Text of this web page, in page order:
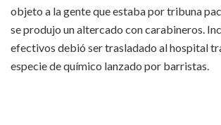
objeto a la gente que estaba por tribuna
se produjo un altercado con carabineros.
efectivos debió ser trasladado al hospital
especie de químico lanzado por barristas.